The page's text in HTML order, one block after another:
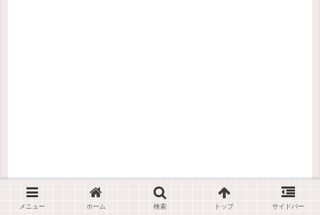
メニュー ホーム 検索 トップ サイドバー